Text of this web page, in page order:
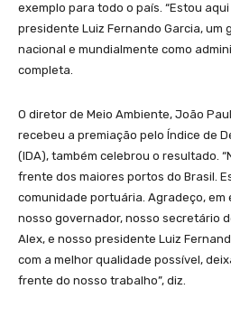
exemplo para todo o país. “Estou
presidente Luiz Fernando Garcia, um
nacional e mundialmente como
completa.
O diretor de Meio Ambiente, João
recebeu a premiação pelo Índice de
(IDA), também celebrou o resultado.
frente dos maiores portos do Brasil.
comunidade portuária. Agradeço, em
nosso governador, nosso secretário
Alex, e nosso presidente Luiz
com a melhor qualidade possível,
frente do nosso trabalho”, diz.